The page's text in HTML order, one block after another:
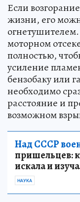
Если
жизни, его
моторном
полностью,
усиление
бензобаку или
необходимо
расстояние и
возможном
Над СССР
пришельцев:
искала и
НАУКА